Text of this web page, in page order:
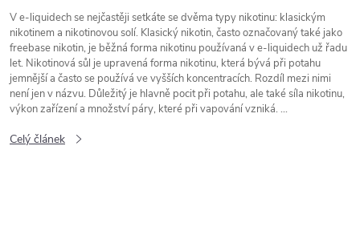
V e-liquidech se nejčastěji setkáte se dvěma typy nikotinu: klasickým
nikotinem a nikotinovou solí. Klasický nikotin, často označovaný také jako
freebase nikotin, je běžná forma nikotinu používaná v e-liquidech už řadu
let. Nikotinová sůl je upravená forma nikotinu, která bývá při potahu
jemnější a často se používá ve vyšších koncentracích. Rozdíl mezi nimi
není jen v názvu. Důležitý je hlavně pocit při potahu, ale také síla nikotinu,
výkon zařízení a množství páry, které při vapování vzniká. ...
Celý článek